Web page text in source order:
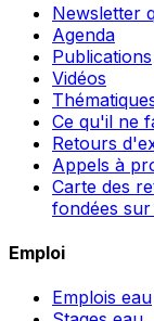
Newsletter
Agenda
Publications
Vidéos
Ce qu'il ne
Retours
Appels à
Carte des
fondées
Emploi
Emplois eau